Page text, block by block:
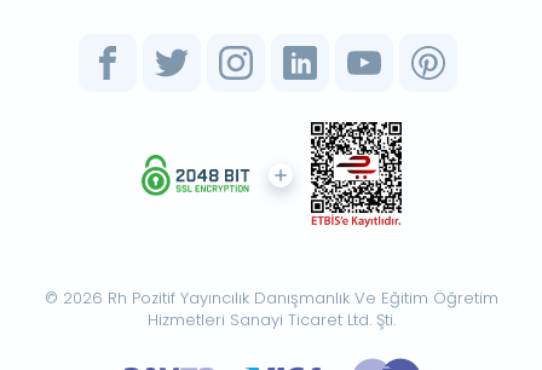
© 2026 Rh Pozitif Yayıncılık Danışmanlık Ve Eğitim Öğretim
Hizmetleri Sanayi Ticaret Ltd. Şti.